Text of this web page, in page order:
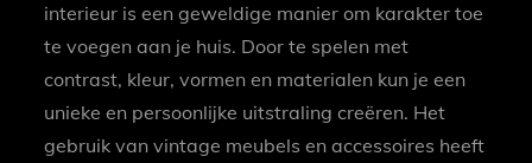
interieur is een geweldige manier om karakter toe
te voegen aan je huis. Door te spelen met
contrast, kleur, vormen en materialen kun je een
unieke en persoonlijke uitstraling creëren. Het
gebruik van vintage meubels en accessoires heeft